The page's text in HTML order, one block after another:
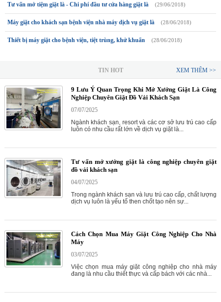
Tư vấn mở tiệm giặt là - Chi phí đầu tư cửa hàng giặt là (29/06/2018)
Máy giặt cho khách sạn bệnh viện nhà máy dịch vụ giặt là (28/06/2018)
Thiết bị máy giặt cho bệnh viện, tiệt trùng, khử khuẩn (28/06/2018)
TIN HOT XEM THÊM >>
9 Lưu Ý Quan Trọng Khi Mở Xưởng Giặt Là Công
Nghiệp Chuyên Giặt Đồ Vải Khách Sạn
07/07/2025
Ngành khách sạn, resort và các cơ sở lưu trú cao cấp
luôn có nhu cầu rất lớn về dịch vụ giặt là...
Tư vấn mở xưởng giặt là công nghiệp chuyên giặt
đồ vải khách sạn
04/07/2025
Trong ngành khách sạn và lưu trú cao cấp, chất lượng
dịch vụ luôn là yếu tố then chốt tạo nên sự...
Cách Chọn Mua Máy Giặt Công Nghiệp Cho Nhà
Máy
03/07/2025
Việc chọn mua máy giặt công nghiệp cho nhà máy
đang là nhu cầu thiết thực và cấp bách với các nhà...